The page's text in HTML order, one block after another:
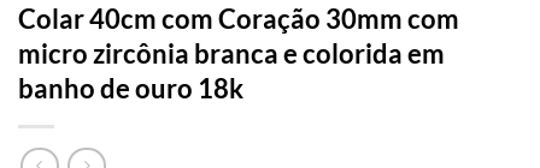
Colar 40cm com Coração 30mm com
micro zircônia branca e colorida em
banho de ouro 18k